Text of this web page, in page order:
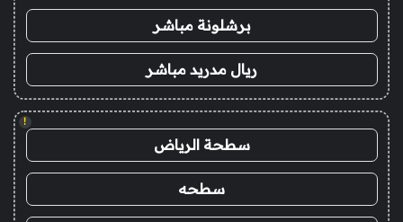
برشلونة مباشر
ريال مدريد مباشر
!
سطحة الرياض
سطحه